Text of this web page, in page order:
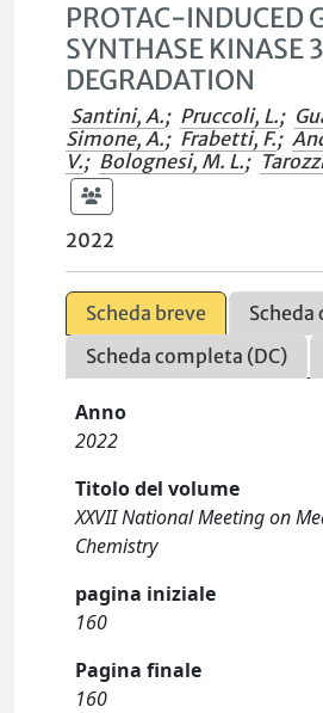
PROTAC-INDUCED
SYNTHASE KINASE
DEGRADATION
Santini, A.; Pruccoli, L.;
Simone, A.; Frabetti, F.;
V.; Bolognesi, M. L.;
2022
Scheda breve
Scheda completa (DC)
Anno
2022
Titolo del volume
XXVII National Meeting on
Chemistry
pagina iniziale
160
Pagina finale
160